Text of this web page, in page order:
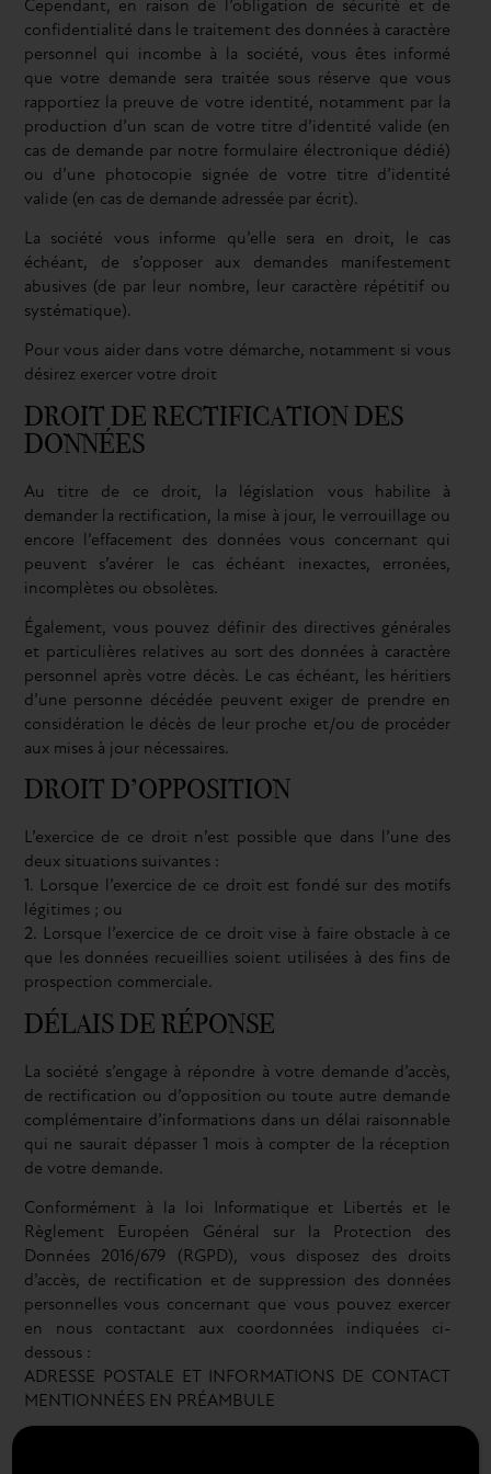
Cependant, en raison de l’obligation de sécurité et de
confidentialité dans le traitement des données à caractère
personnel qui incombe à la société, vous êtes informé
que votre demande sera traitée sous réserve que vous
rapportiez la preuve de votre identité, notamment par la
production d’un scan de votre titre d’identité valide (en
cas de demande par notre formulaire électronique dédié)
ou d’une photocopie signée de votre titre d’identité
valide (en cas de demande adressée par écrit).
La société vous informe qu’elle sera en droit, le cas
échéant, de s’opposer aux demandes manifestement
abusives (de par leur nombre, leur caractère répétitif ou
systématique).
Pour vous aider dans votre démarche, notamment si vous
désirez exercer votre droit
DROIT DE RECTIFICATION DES
DONNÉES
Au titre de ce droit, la législation vous habilite à
demander la rectification, la mise à jour, le verrouillage ou
encore l’effacement des données vous concernant qui
peuvent s’avérer le cas échéant inexactes, erronées,
incomplètes ou obsolètes.
Également, vous pouvez définir des directives générales
et particulières relatives au sort des données à caractère
personnel après votre décès. Le cas échéant, les héritiers
d’une personne décédée peuvent exiger de prendre en
considération le décès de leur proche et/ou de procéder
aux mises à jour nécessaires.
DROIT D’OPPOSITION
L’exercice de ce droit n’est possible que dans l’une des
deux situations suivantes :
1. Lorsque l’exercice de ce droit est fondé sur des motifs
légitimes ; ou
2. Lorsque l’exercice de ce droit vise à faire obstacle à ce
que les données recueillies soient utilisées à des fins de
prospection commerciale.
DÉLAIS DE RÉPONSE
La société s’engage à répondre à votre demande d’accès,
de rectification ou d’opposition ou toute autre demande
complémentaire d’informations dans un délai raisonnable
qui ne saurait dépasser 1 mois à compter de la réception
de votre demande.
Conformément à la loi Informatique et Libertés et le
Règlement Européen Général sur la Protection des
Données 2016/679 (RGPD), vous disposez des droits
d’accès, de rectification et de suppression des données
personnelles vous concernant que vous pouvez exercer
en nous contactant aux coordonnées indiquées ci-
dessous :
ADRESSE POSTALE ET INFORMATIONS DE CONTACT
MENTIONNÉES EN PRÉAMBULE